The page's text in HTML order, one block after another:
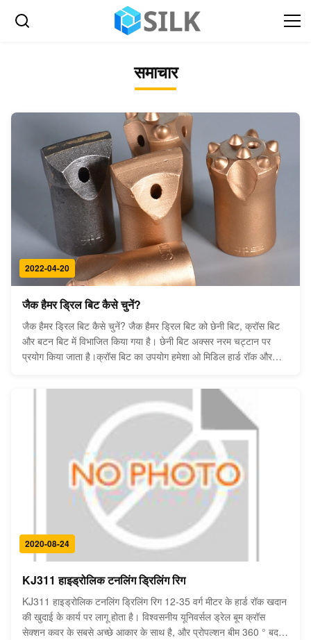
समाचार
2022-04-20
जैक हैमर ड्रिल बिट कैसे चुनें?
जैक हैमर ड्रिल बिट कैसे चुनें? जैक हैमर ड्रिल बिट को छेनी बिट, क्रॉस बिट
और बटन बिट में विभाजित किया गया है। छेनी बिट अक्सर नरम चट्टान पर
प्रयोग किया जाता है।क्रॉस बिट का उपयोग हमेशा ओ मिडिल हार्ड रॉक और
जाता है, जैसे मूरस्टोन, नीला ...
2020-08-24
KJ311 हाइड्रोलिक टनलिंग ड्रिलिंग रिग
KJ311 हाइड्रोलिक टनलिंग ड्रिलिंग रिग 12-35 वर्ग मीटर के हार्ड रॉक खदान
की खुदाई के कार्य पर लागू होता है। विश्वसनीय यूनिवर्सल ड्रेल बूम क्रॉस
सेक्शन कवर के सबसे अच्छे आकार के साथ है, और प्रोपल्शन बीम 360 ° बदल